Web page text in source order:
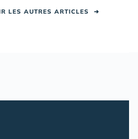
LES AUTRES ARTICLES ➜